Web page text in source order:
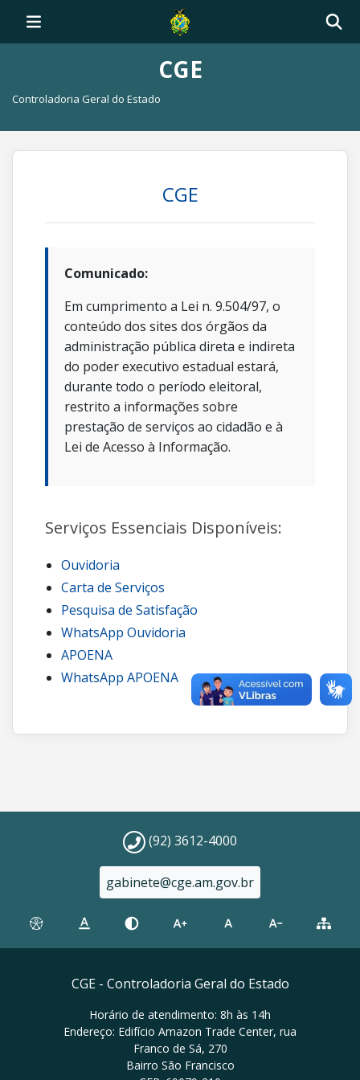
CGE
Controladoria Geral do Estado
CGE
Comunicado:
Em cumprimento a Lei n. 9.504/97, o
conteúdo dos sites dos órgãos da
administração pública direta e indireta
do poder executivo estadual estará,
durante todo o período eleitoral,
restrito a informações sobre
prestação de serviços ao cidadão e à
Lei de Acesso à Informação.
Serviços Essenciais Disponíveis:
Ouvidoria
Carta de Serviços
Pesquisa de Satisfação
WhatsApp Ouvidoria
APOENA
WhatsApp APOENA
(92) 3612-4000
gabinete@cge.am.gov.br
CGE - Controladoria Geral do Estado
Horário de atendimento: 8h às 14h
Endereço: Edifício Amazon Trade Center, rua
Franco de Sá, 270
Bairro São Francisco